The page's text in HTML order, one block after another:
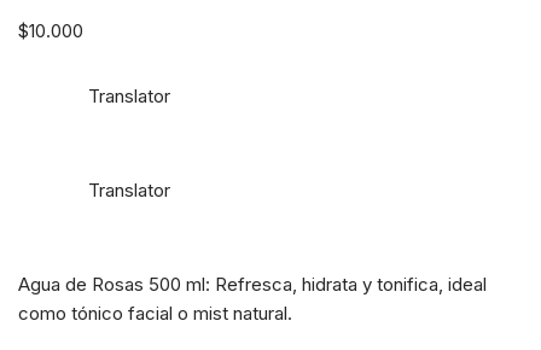
$10.000
Translator
Translator
Agua de Rosas 500 ml: Refresca, hidrata y tonifica, ideal
como tónico facial o mist natural.